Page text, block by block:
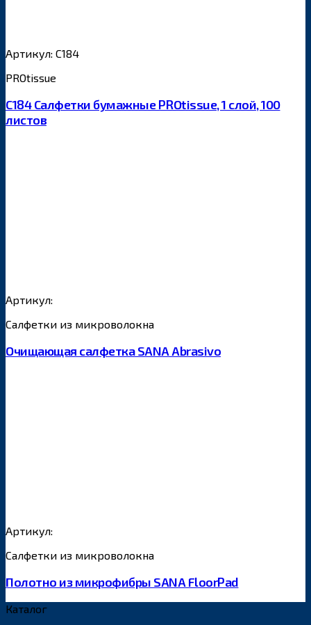
Артикул: С184
PROtissue
С184 Салфетки бумажные PROtissue, 1 слой, 100
листов
Артикул:
Салфетки из микроволокна
Очищающая салфетка SANA Abrasivo
Артикул:
Салфетки из микроволокна
Полотно из микрофибры SANA FloorPad
Каталог